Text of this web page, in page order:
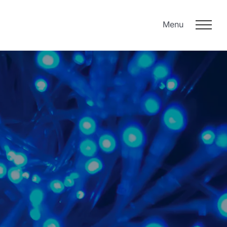
Menu
ICT Beveiliging
Data backup
Data beveiliging